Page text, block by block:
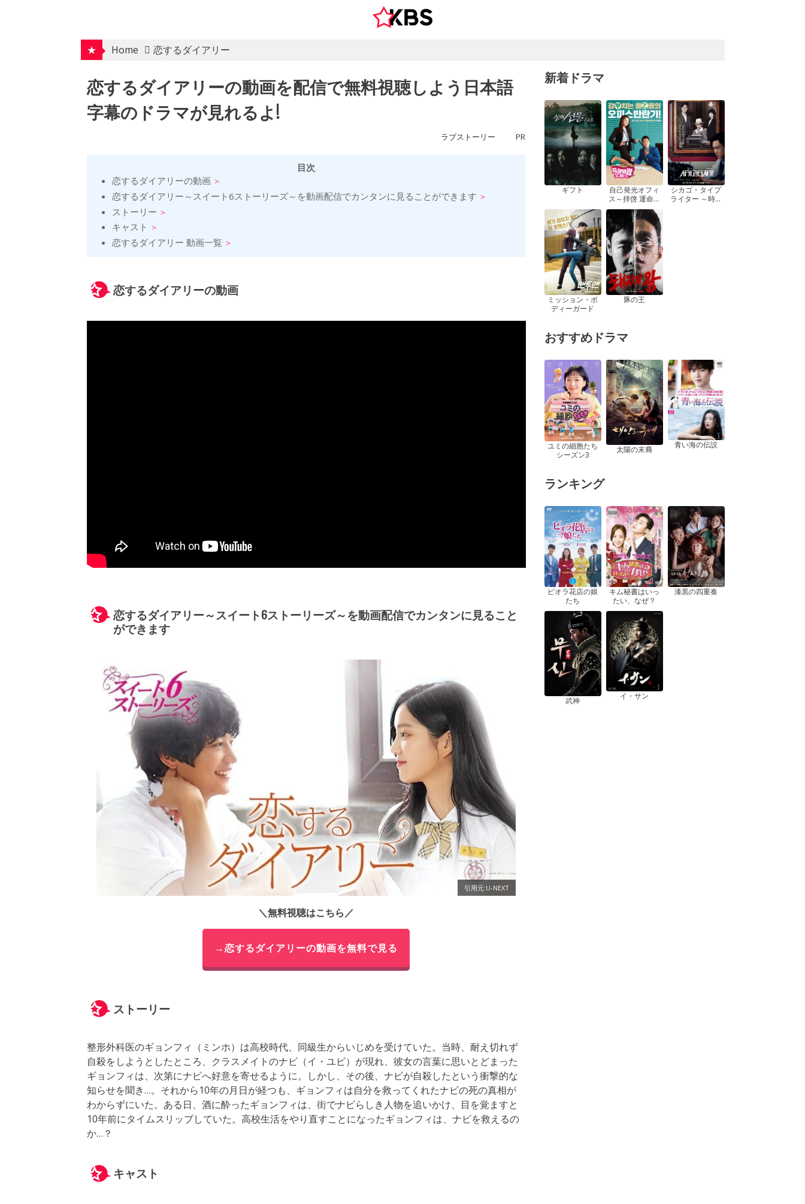
★
Home 恋するダイアリー
恋するダイアリーの動画を配信で無料視聴しよう日本語
字幕のドラマが見れるよ!
ラブストーリー PR
目次
恋するダイアリーの動画
恋するダイアリー～スイート6ストーリーズ～を動画配信でカンタンに見ることができます
ストーリー
キャスト
恋するダイアリー 動画一覧
恋するダイアリーの動画
恋するダイアリー～スイート6ストーリーズ～を動画配信でカンタンに見ること
ができます
引用元:U-NEXT
＼無料視聴はこちら／
→恋するダイアリーの動画を無料で見る
ストーリー
整形外科医のギョンフィ（ミンホ）は高校時代、同級生からいじめを受けていた。当時、耐え切れず
自殺をしようとしたところ、クラスメイトのナビ（イ・ユビ）が現れ、彼女の言葉に思いとどまった
ギョンフィは、次第にナビへ好意を寄せるように。しかし、その後、ナビが自殺したという衝撃的な
知らせを聞き…。それから10年の月日が経つも、ギョンフィは自分を救ってくれたナビの死の真相が
わからずにいた。ある日、酒に酔ったギョンフィは、街でナビらしき人物を追いかけ、目を覚ますと
10年前にタイムスリップしていた。高校生活をやり直すことになったギョンフィは、ナビを救えるの
か…？
キャスト
新着ドラマ
ギフト
自己発光オフィ
ス～拝啓 運命の
女神さま! ～
シカゴ・タイプ
ライター ～時を
ミッション・ボ
ディーガード
豚の王
おすすめドラマ
ユミの細胞たち
シーズン3
太陽の末裔 青い海の伝説
ランキング
ピオラ花店の娘
たち
キム秘書はいっ
たい、なぜ？
漆黒の四重奏
武神 イ・サン